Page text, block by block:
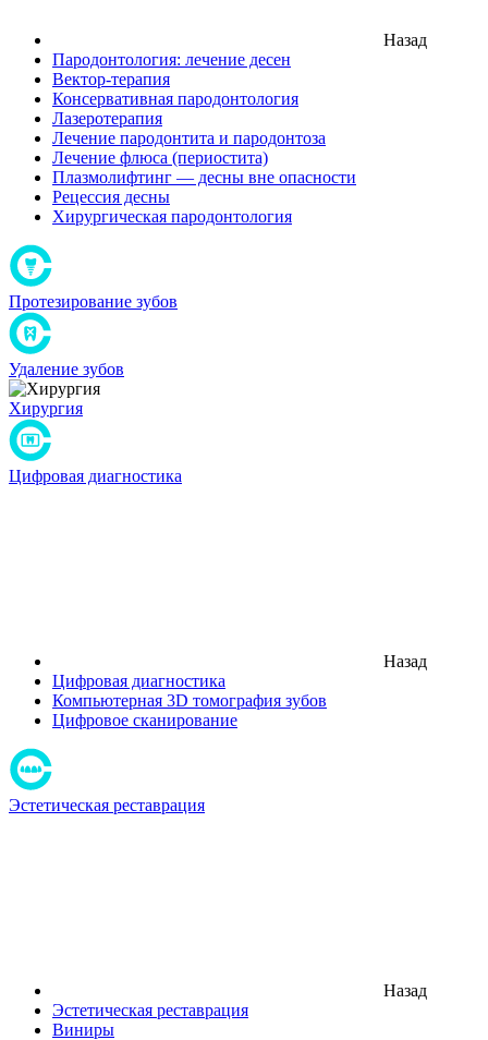
Назад
Пародонтология: лечение десен
Вектор-терапия
Консервативная пародонтология
Лазеротерапия
Лечение пародонтита и пародонтоза
Лечение флюса (периостита)
Плазмолифтинг — десны вне опасности
Рецессия десны
Хирургическая пародонтология
Протезирование зубов
Удаление зубов
Хирургия
Цифровая диагностика
Назад
Цифровая диагностика
Компьютерная 3D томография зубов
Цифровое сканирование
Эстетическая реставрация
Назад
Эстетическая реставрация
Виниры